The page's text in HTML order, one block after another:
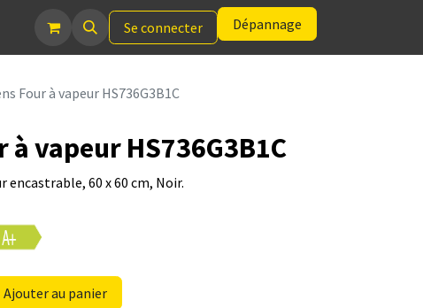
Se connecter Dépannage
Four à vapeur HS736G3B1C
à vapeur HS736G3B1C
encastrable, 60 x 60 cm, Noir.
Ajouter au panier